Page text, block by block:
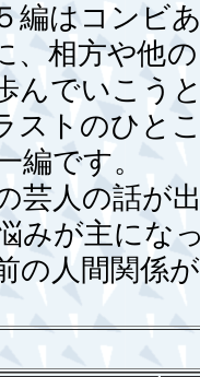
編はコンビ
相方や他
んでいこう
ストのひと
編です。
人の話が
みが主にな
の人間関係